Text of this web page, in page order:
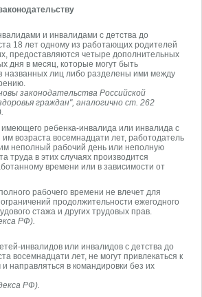
и инвалидами с детства до
18 лет одному из работающих родителей
предоставляются четыре дополнительных
дня в месяц, которые могут быть
названных лиц либо разделены ими между
законодательства Российской
граждан", аналогично ст. 262
ребенка-инвалида или инвалида с
возраста восемнадцати лет, работодатель
неполный рабочий день или неполную
труда в этих случаях производится
времени или в зависимости от
рабочего времени не влечет для
продолжительности ежегодного
стажа и других трудовых прав.
РФ).
инвалидов или инвалидов с детства до
восемнадцати лет, не могут привлекаться к
направляться в командировки без их
РФ).